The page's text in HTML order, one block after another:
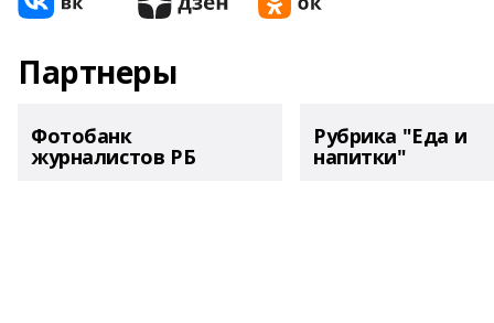
Партнеры
Фотобанк
журналистов РБ
Рубрика "Еда и
напитки"